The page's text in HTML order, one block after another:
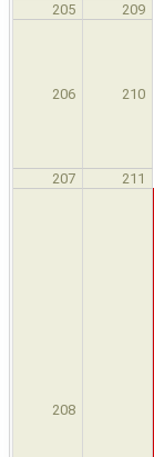
205 209
206 210
207 211
208